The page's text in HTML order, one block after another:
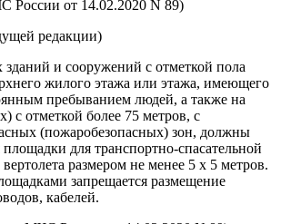
России от 14.02.2020 N 89)
редакции)
и сооружений с отметкой пола
жилого этажа или этажа, имеющего
пребыванием людей, а также на
с отметкой более 75 метров, с
(пожаробезопасных) зон, должны
площадки для транспортно-спасательной
размером не менее 5 x 5 метров.
запрещается размещение
кабелей.